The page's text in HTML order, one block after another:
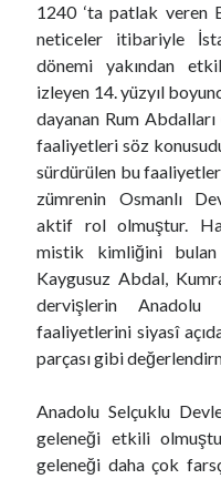
1240 ‘ta patlak veren
neticeler itibariyle
dönemi yakından
izleyen 14. yüzyıl
dayanan Rum
faaliyetleri söz
sürdürülen bu
zümrenin Osmanlı
aktif rol olmuştur.
mistik kimliğini
Kaygusuz Abdal,
dervişlerin Anadolu
faaliyetlerini siyasî
parçası gibi
Anadolu Selçuklu
geleneği etkili
geleneği daha çok